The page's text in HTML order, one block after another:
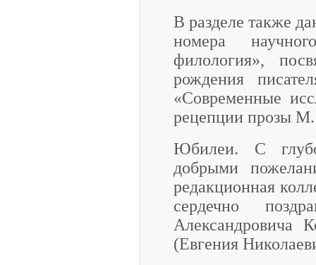
В разделе также
номера
филология»,
рождения
«Современные
рецепции прозы
Юбилеи. С
добрыми
редакционная
сердечно
Александровича
(Евгения